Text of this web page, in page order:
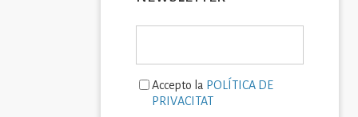
Accepto la POLÍTICA DE
PRIVACITAT